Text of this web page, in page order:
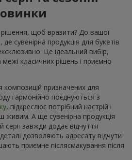
щоб вразити? До вашої
сувенірна продукція для букетів
Це ідеальний вибір,
класичних рішень і приємно
композицій призначених для
гармонійно поєднуються з
, підкреслює потрібний настрій і
живим. А ще сувенірна продукція
серії завжди додає відчуття
дозволяють адресату відчути
приємне післясмакування після